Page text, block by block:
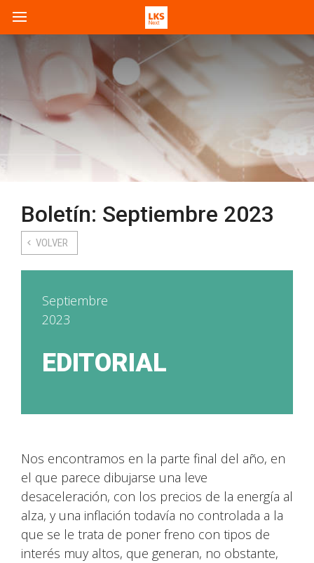
Boletín: Septiembre 2023
VOLVER
Septiembre
2023
EDITORIAL
Nos encontramos en la parte final del año, en
el que parece dibujarse una leve
desaceleración, con los precios de la energía al
alza, y una inflación todavía no controlada a la
que se le trata de poner freno con tipos de
interés muy altos, que generan, no obstante,